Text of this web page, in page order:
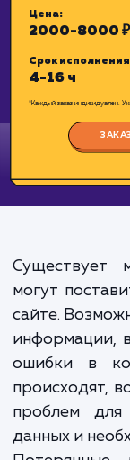
Цена:
4-16 ч
*Каждый заказ
могут
сайте.
ошибки в